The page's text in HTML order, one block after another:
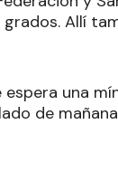
Allí
espera una
de